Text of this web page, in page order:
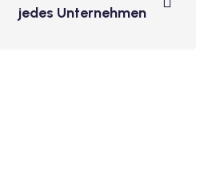
jedes Unternehmen